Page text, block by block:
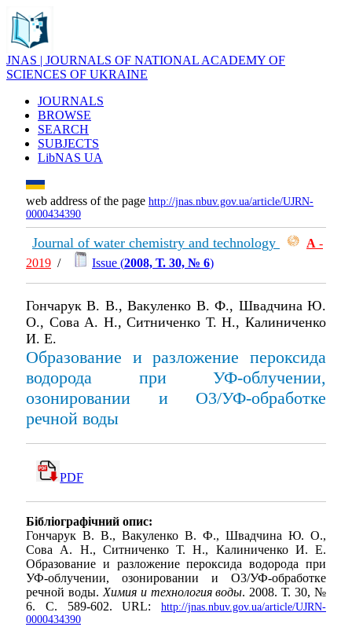
JNAS | JOURNALS OF NATIONAL ACADEMY OF
SCIENCES OF UKRAINE
JOURNALS
BROWSE
SEARCH
SUBJECTS
LibNAS UA
web address of the page http://jnas.nbuv.gov.ua/article/UJRN-
0000434390
Journal of water chemistry and technology А -
2019 / Issue (2008, Т. 30, № 6)
Гончарук В. В., Вакуленко В. Ф., Швадчина Ю.
О., Сова А. Н., Ситниченко Т. Н., Калиниченко
И. Е.
Образование и разложение пероксида
водорода при УФ-облучении,
озонировании и О3/УФ-обработке
речной воды
PDF
Бібліографічний опис:
Гончарук В. В., Вакуленко В. Ф., Швадчина Ю. О.,
Сова А. Н., Ситниченко Т. Н., Калиниченко И. Е.
Образование и разложение пероксида водорода при
УФ-облучении, озонировании и О3/УФ-обработке
речной воды. Химия и технология воды. 2008. Т. 30, №
6. С. 589-602. URL: http://jnas.nbuv.gov.ua/article/UJRN-
0000434390